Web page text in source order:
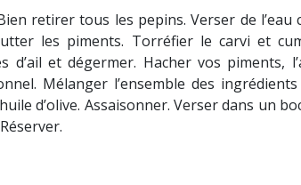
retirer tous les pepins. Verser de
les piments. Torréfier le carvi et
d’ail et dégermer. Hacher vos piments,
Mélanger l’ensemble des
d’olive. Assaisonner. Verser dans un